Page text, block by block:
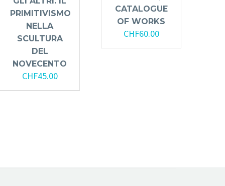
PRIMITIVISMO
NELLA
SCULTURA
DEL
NOVECENTO
CHF45.00
CATALOGUE
OF WORKS
CHF60.00